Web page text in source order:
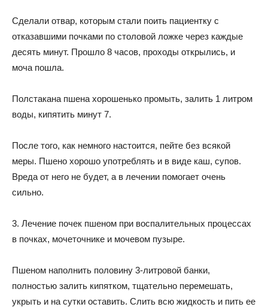
Сделали отвар, которым стали поить пациентку с
отказавшими почками по столовой ложке через каждые
десять минут. Прошло 8 часов, проходы открылись, и
моча пошла.
Полстакана пшена хорошенько промыть, залить 1 литром
воды, кипятить минут 7.
После того, как немного настоится, пейте без всякой
меры. Пшено хорошо употреблять и в виде каш, супов.
Вреда от него не будет, а в лечении помогает очень
сильно.
3. Лечение почек пшеном при воспалительных процессах
в почках, мочеточнике и мочевом пузыре.
Пшеном наполнить половину 3-литровой банки,
полностью залить кипятком, тщательно перемешать,
укрыть и на сутки оставить. Слить всю жидкость и пить ее